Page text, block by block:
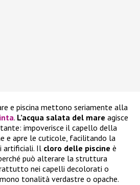
e piscina mettono seriamente alla
. L’acqua salata del mare agisce
impoverisce il capello della
e apre le cuticole, facilitando la
artificiali. Il cloro delle piscine è
può alterare la struttura
nei capelli decolorati o
tonalità verdastre o opache.